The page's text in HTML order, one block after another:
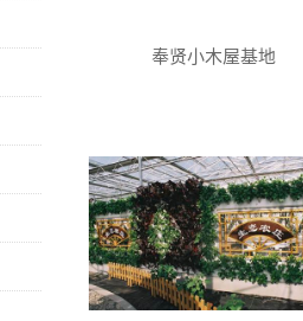
奉贤小木屋基地